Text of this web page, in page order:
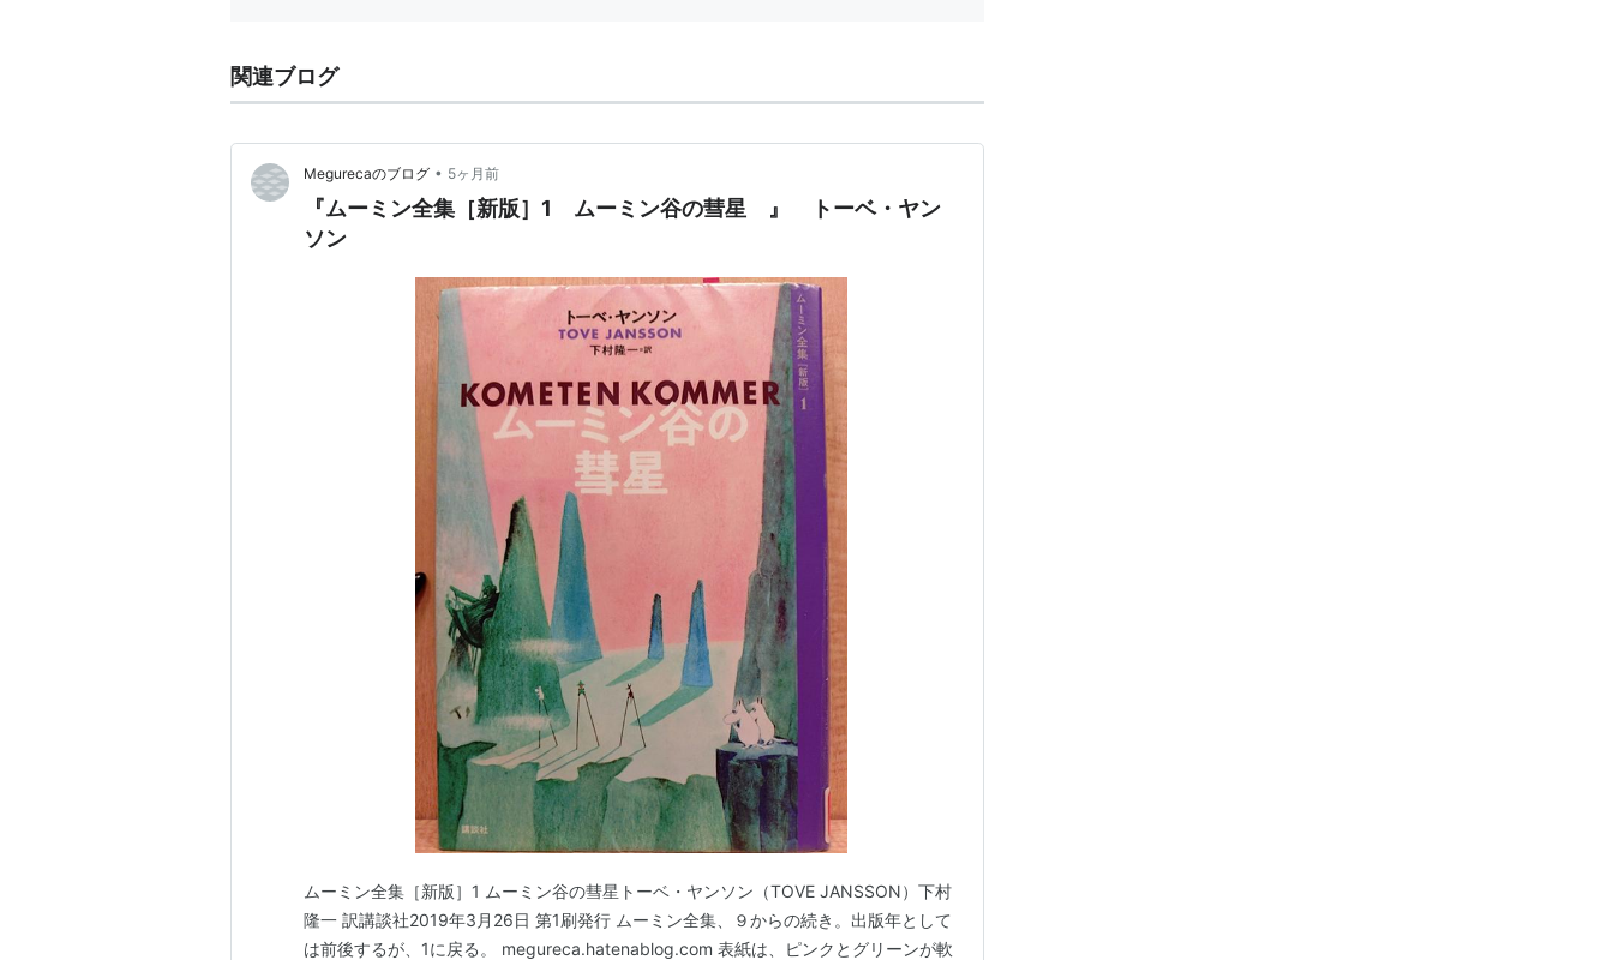
関連ブログ
Megurecaのブログ • 5ヶ月前
『ムーミン全集［新版］1 ムーミン谷の彗星 』 トーベ・ヤン
ソン
ムーミン全集［新版］1 ムーミン谷の彗星トーベ・ヤンソン（TOVE JANSSON）下村
隆一 訳講談社2019年3月26日 第1刷発行 ムーミン全集、９からの続き。出版年として
は前後するが、1に戻る。 megureca.hatenablog.com 表紙は、ピンクとグリーンが軟